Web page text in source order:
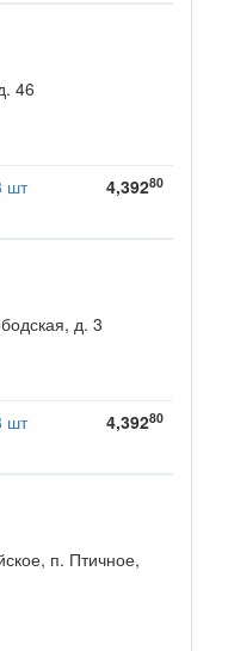
46
шт
4,39280
д. 3
шт
4,39280
п. Птичное,